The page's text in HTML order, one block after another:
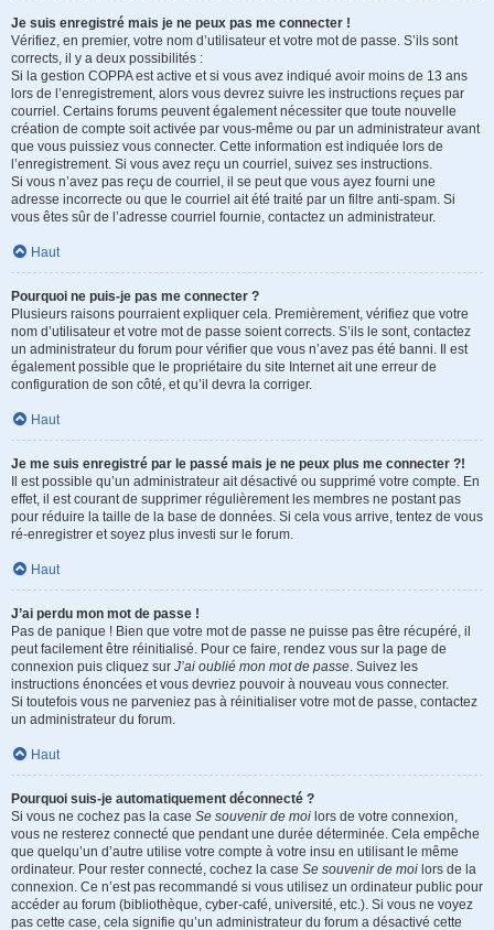
Je suis enregistré mais je ne peux pas me connecter !
Vérifiez, en premier, votre nom d’utilisateur et votre mot de passe. S’ils sont
corrects, il y a deux possibilités :
Si la gestion COPPA est active et si vous avez indiqué avoir moins de 13 ans
lors de l’enregistrement, alors vous devrez suivre les instructions reçues par
courriel. Certains forums peuvent également nécessiter que toute nouvelle
création de compte soit activée par vous-même ou par un administrateur avant
que vous puissiez vous connecter. Cette information est indiquée lors de
l’enregistrement. Si vous avez reçu un courriel, suivez ses instructions.
Si vous n’avez pas reçu de courriel, il se peut que vous ayez fourni une
adresse incorrecte ou que le courriel ait été traité par un filtre anti-spam. Si
vous êtes sûr de l’adresse courriel fournie, contactez un administrateur.
Haut
Pourquoi ne puis-je pas me connecter ?
Plusieurs raisons pourraient expliquer cela. Premièrement, vérifiez que votre
nom d’utilisateur et votre mot de passe soient corrects. S’ils le sont, contactez
un administrateur du forum pour vérifier que vous n’avez pas été banni. Il est
également possible que le propriétaire du site Internet ait une erreur de
configuration de son côté, et qu’il devra la corriger.
Haut
Je me suis enregistré par le passé mais je ne peux plus me connecter ?!
Il est possible qu’un administrateur ait désactivé ou supprimé votre compte. En
effet, il est courant de supprimer régulièrement les membres ne postant pas
pour réduire la taille de la base de données. Si cela vous arrive, tentez de vous
ré-enregistrer et soyez plus investi sur le forum.
Haut
J’ai perdu mon mot de passe !
Pas de panique ! Bien que votre mot de passe ne puisse pas être récupéré, il
peut facilement être réinitialisé. Pour ce faire, rendez vous sur la page de
connexion puis cliquez sur J’ai oublié mon mot de passe. Suivez les
instructions énoncées et vous devriez pouvoir à nouveau vous connecter.
Si toutefois vous ne parveniez pas à réinitialiser votre mot de passe, contactez
un administrateur du forum.
Haut
Pourquoi suis-je automatiquement déconnecté ?
Si vous ne cochez pas la case Se souvenir de moi lors de votre connexion,
vous ne resterez connecté que pendant une durée déterminée. Cela empêche
que quelqu’un d’autre utilise votre compte à votre insu en utilisant le même
ordinateur. Pour rester connecté, cochez la case Se souvenir de moi lors de la
connexion. Ce n’est pas recommandé si vous utilisez un ordinateur public pour
accéder au forum (bibliothèque, cyber-café, université, etc.). Si vous ne voyez
pas cette case, cela signifie qu’un administrateur du forum a désactivé cette